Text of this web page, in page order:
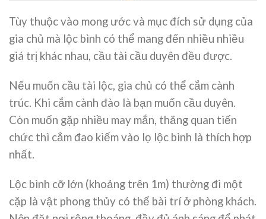
Tùy thuộc vào mong ước và mục đích sử dụng của
gia chủ mà lộc bình có thể mang đến nhiều nhiều
giá trị khác nhau, cầu tài cầu duyên đều được.
Nếu muốn cầu tài lộc, gia chủ có thể cắm cành
trúc. Khi cắm cành đào là bạn muốn cầu duyên.
Còn muốn gặp nhiều may mắn, thăng quan tiến
chức thì cắm đao kiếm vào lọ lộc bình là thích hợp
nhất.
Lộc bình cỡ lớn (khoảng trên 1m) thường đi một
cặp là vật phong thủy có thể bài trí ở phòng khách.